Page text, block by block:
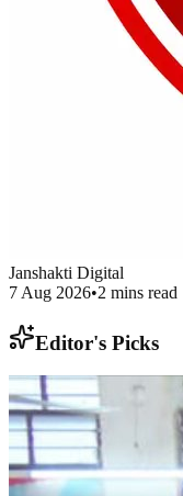
Janshakti Digital
7 Aug 2026•2 mins read
Editor's Picks